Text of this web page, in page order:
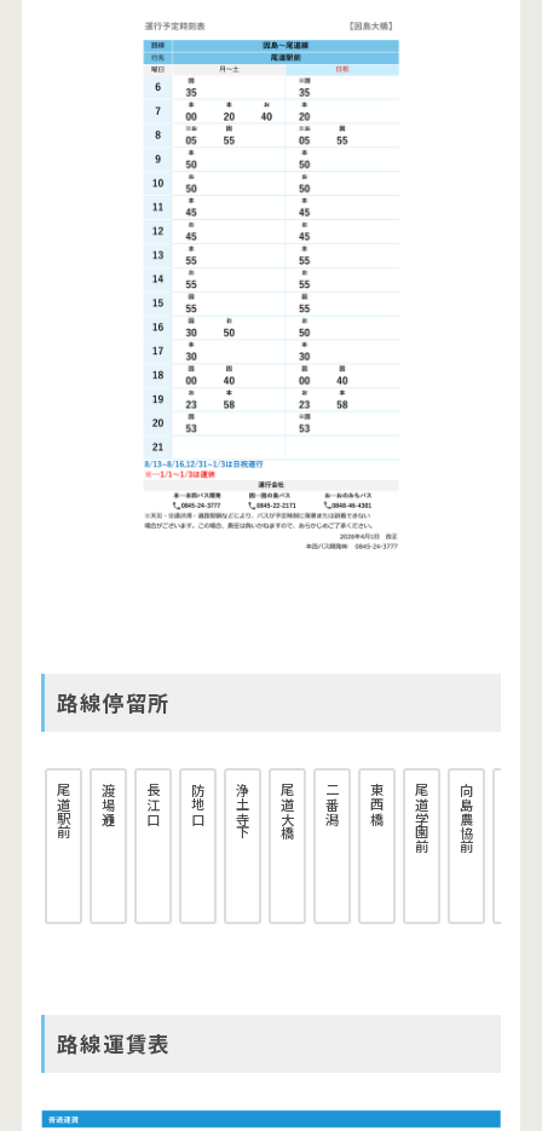
路線停留所
尾道駅前 渡場通り 長江口 防地口 浄土寺下 尾道大橋 二番潟 東西橋 尾道学園前 向島農協前
路線運賃表